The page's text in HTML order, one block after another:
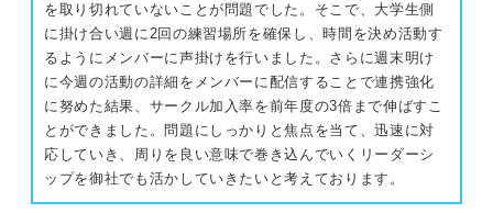
を取り切れていないことが問題でした。そこで、大学生側
に掛け合い週に2回の練習場所を確保し、時間を決め活動す
るようにメンバーに声掛けを行いました。さらに週末明け
に今週の活動の詳細をメンバーに配信することで連携強化
に努めた結果、サークル加入率を前年度の3倍まで伸ばすこ
とができました。問題にしっかりと焦点を当て、迅速に対
応していき、周りを良い意味で巻き込んでいくリーダーシ
ップを御社でも活かしていきたいと考えております。